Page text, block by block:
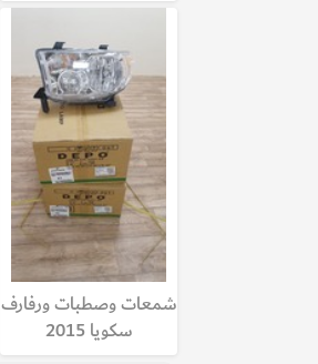
شمعات وصطبات ورفارف
سكويا 2015